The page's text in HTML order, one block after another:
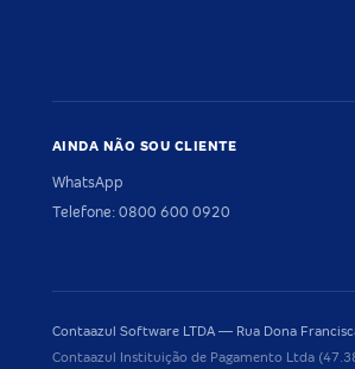
AINDA NÃO SOU CLIENTE
WhatsApp
Telefone: 0800 600 0920
Contaazul Software LTDA — Rua Dona
Contaazul Instituição de Pagamento Ltda